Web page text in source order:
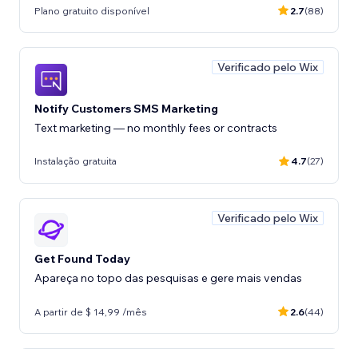
Plano gratuito disponível 2.7(88)
Verificado pelo Wix
Notify Customers SMS Marketing
Text marketing — no monthly fees or contracts
Instalação gratuita 4.7(27)
Verificado pelo Wix
Get Found Today
Apareça no topo das pesquisas e gere mais vendas
A partir de $ 14,99 /mês 2.6(44)